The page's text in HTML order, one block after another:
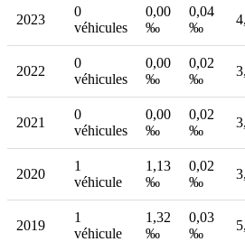
2023
0
véhicules
0,00
‰
0,04
‰
2022
0
véhicules
0,00
‰
0,02
‰
2021
0
véhicules
0,00
‰
0,02
‰
2020
1
véhicule
1,13
‰
0,02
‰
2019
1
véhicule
1,32
‰
0,03
‰